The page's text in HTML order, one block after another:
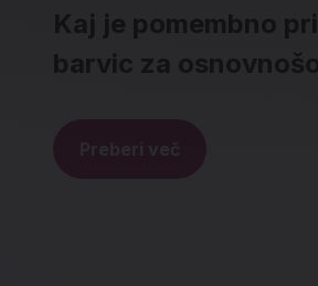
Kaj je pomembno
barvic za
Preberi več